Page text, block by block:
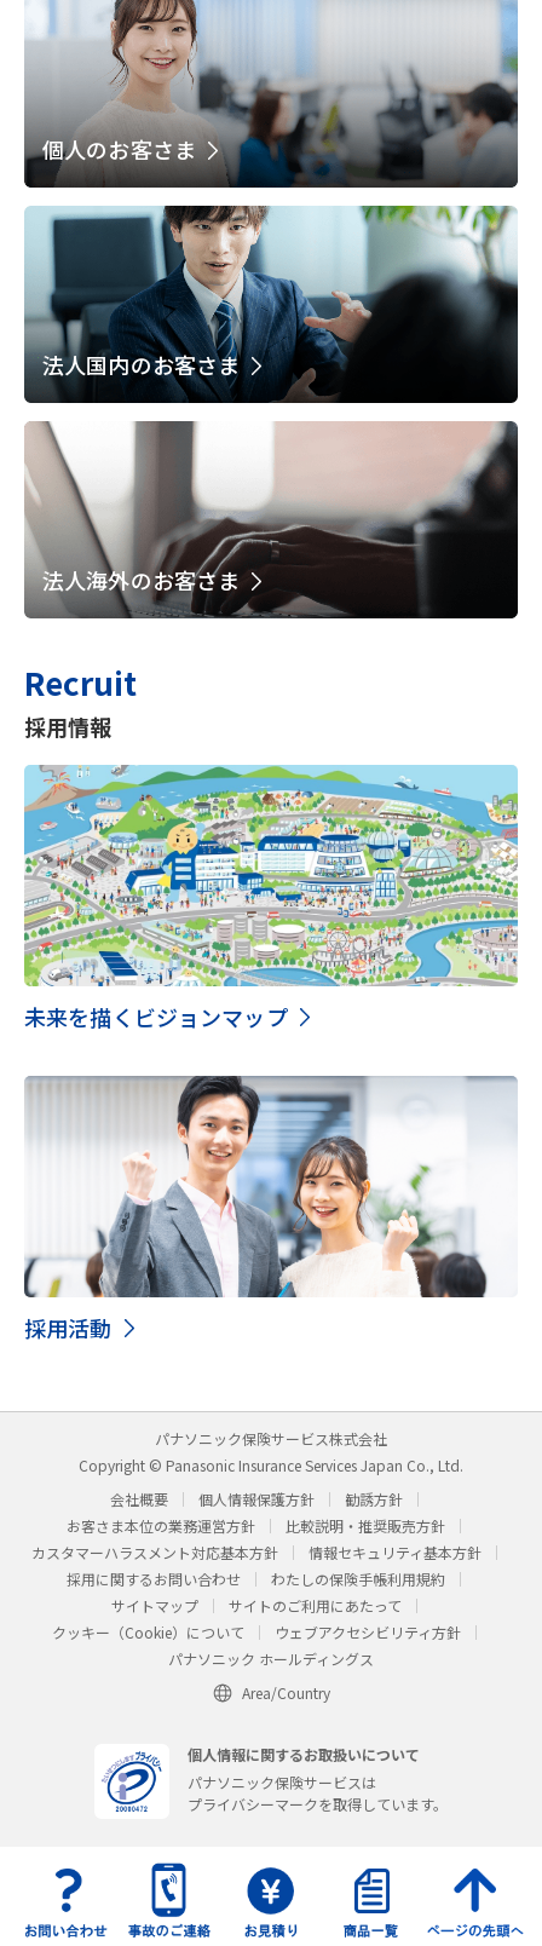
個人のお客さま
法人国内のお客さま
法人海外のお客さま
Recruit
採用情報
未来を描くビジョンマップ
採用活動
パナソニック保険サービス株式会社
Copyright © Panasonic Insurance Services Japan Co., Ltd.
会社概要
個人情報保護方針
勧誘方針
お客さま本位の業務運営方針
比較説明・推奨販売方針
カスタマーハラスメント対応基本方針
情報セキュリティ基本方針
採用に関するお問い合わせ
わたしの保険手帳利用規約
サイトマップ
サイトのご利用にあたって
クッキー（Cookie）について
ウェブアクセシビリティ方針
パナソニック ホールディングス
Area/Country
個人情報に関するお取扱いについて
パナソニック保険サービスは
プライバシーマークを取得しています。